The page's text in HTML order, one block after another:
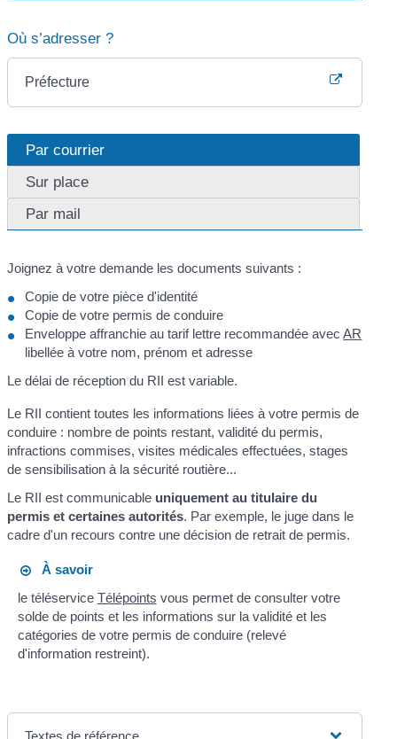
Où s’adresser ?
Préfecture
Par courrier
Sur place
Par mail
Joignez à votre demande les documents suivants :
Copie de votre pièce d'identité
Copie de votre permis de conduire
Enveloppe affranchie au tarif lettre recommandée avecAR
libellée à votre nom, prénom et adresse
Le délai de réception du RII est variable.
Le RII contient toutes les informations liées à votre permis de
conduire : nombre de points restant, validité du permis,
infractions commises, visites médicales effectuées, stages
de sensibilisation à la sécurité routière...
Le RII est communicable uniquement au titulaire du
permis et certaines autorités. Par exemple, le juge dans le
cadre d'un recours contre une décision de retrait de permis.
À savoir
le téléservice Télépoints vous permet de consulter votre
solde de points et les informations sur la validité et les
catégories de votre permis de conduire (relevé
d'information restreint).
Textes de référence